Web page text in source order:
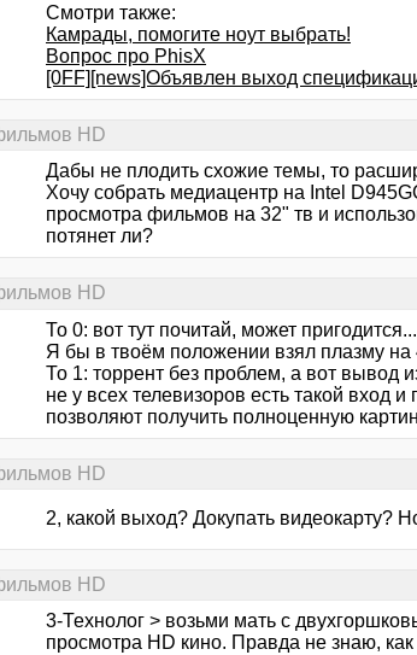
Смотри также:
Камрады, помогите ноут выбрать!
Вопрос про PhisX
[0FF][news]Объявлен выход
HD
Дабы не плодить схожие темы, то
Хочу собрать медиацентр на Intel
просмотра фильмов на 32" тв и
потянет ли?
HD
То 0: вот тут почитай, может пригодится...
Я бы в твоём положении взял плазму на
То 1: торрент без проблем, а вот вывод
не у всех телевизоров есть такой вход
позволяют получить полноценную
HD
2, какой выход? Докупать видеокарту?
HD
3-Технолог > возьми мать с
просмотра HD кино. Правда не знаю, как